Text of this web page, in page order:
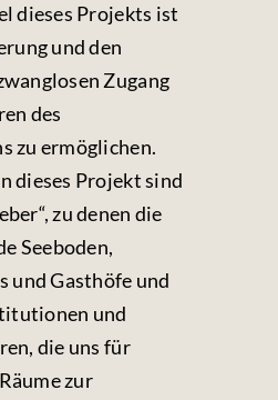
dieses Projekts ist
und den
Zugang
des
zu ermöglichen.
dieses Projekt sind
zu denen die
Seeboden,
und Gasthöfe und
und
die uns für
zur